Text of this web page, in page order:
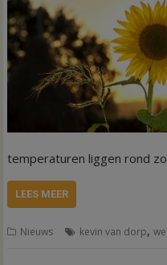
temperaturen liggen rond
LEES MEER
Nieuws kevin van dorp,